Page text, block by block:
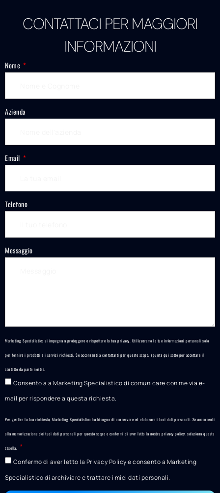
CONTATTACI PER MAGGIORI
INFORMAZIONI
Nome
Azienda
Email
Telefono
Messaggio
Marketing Specialistico si impegna a proteggere e rispettare la tua privacy. Utilizzeremo le tue informazioni personali solo
per fornire i prodotti e i servizi richiesti. Se acconsenti a contattarti per questo scopo, spunta qui sotto per accettare il
contatto da parte nostra.
Consento a a Marketing Specialistico di comunicare con me via e-
mail per rispondere a questa richiesta.
Per gestire la tua richiesta, Marketing Specialistico ha bisogno di conservare ed elaborare i tuoi dati personali. Se acconsenti
alla memorizzazione dei tuoi dati personali per questo scopo e confermi di aver letto la nostra privacy policy , seleziona questa
casella.
Confermo di aver letto la Privacy Policy e consento a Marketing
Specialistico di archiviare e trattare i miei dati personali.